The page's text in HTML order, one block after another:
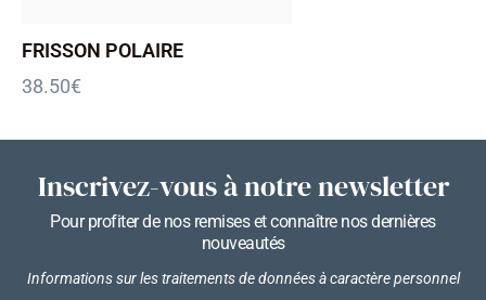
FRISSON POLAIRE
38.50€
Inscrivez-vous à notre newsletter
Pour profiter de nos remises et connaître nos dernières
nouveautés
Informations sur les traitements de données à caractère personnel